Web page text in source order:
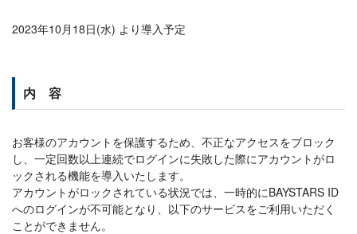
2023年10月18日(水) より導入予定
内 容
お客様のアカウントを保護するため、不正なアクセスをブロック
し、一定回数以上連続でログインに失敗した際にアカウントがロ
ックされる機能を導入いたします。
アカウントがロックされている状況では、一時的にBAYSTARS ID
へのログインが不可能となり、以下のサービスをご利用いただく
ことができません。